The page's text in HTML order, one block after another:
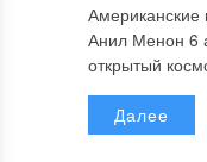
Анил Менон 6
открытый
Далее